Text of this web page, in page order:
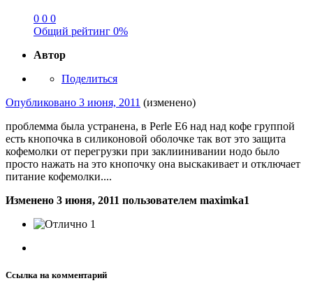
0 0 0
Общий рейтинг 0%
Автор
Поделиться
Опубликовано 3 июня, 2011 (изменено)
проблемма была устранена, в Perle E6 над над кофе группой
есть кнопочка в силиконовой оболочке так вот это защита
кофемолки от перегрузки при заклиинивании нодо было
просто нажать на это кнопочку она выскакивает и отключает
питание кофемолки....
Изменено 3 июня, 2011 пользователем maximka1
1
Ссылка на комментарий